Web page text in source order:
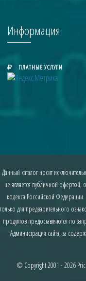
Информация
ПЛАТНЫЕ УСЛУГИ
Данный каталог носит
не является публичной
кодекса Российской
только для предварительного
продуктов предоставляются по
Администрация сайта, за
© Copyright 2001 - 2026